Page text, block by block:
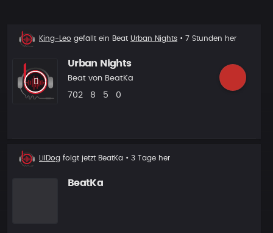
Beat
liked
King-Leo gefällt ein Beat Urban Nights • 7 Stunden her
Urban Nights
Beat von BeatKa
Plays
702 Likes
8 Vorgeschlagen
5 Kommentare
0
Neuer
Follower
LilDog folgt jetzt BeatKa • 3 Tage her
BeatKa